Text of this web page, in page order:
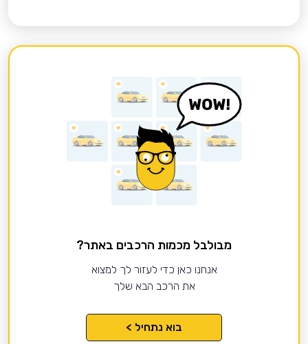
מבולבל מכמות הרכבים באתר?
אנחנו כאן כדי לעזור לך למצוא
את הרכב הבא שלך
בוא נתחיל >